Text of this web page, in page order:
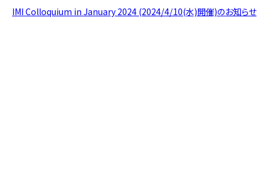
出版物一覧
IMI Colloquium in January 2024 (2024/4/10(水)開催)のお知らせ